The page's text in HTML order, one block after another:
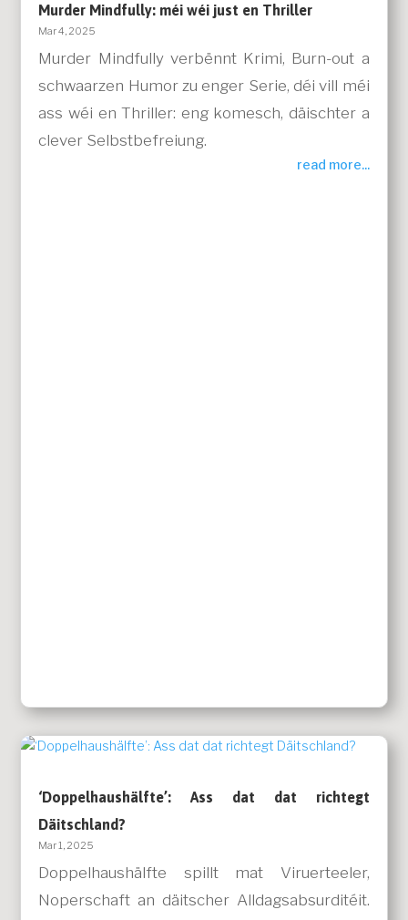
Murder Mindfully: méi wéi just en Thriller
Mar 4, 2025
Murder Mindfully verbënnt Krimi, Burn-out a
schwaarzen Humor zu enger Serie, déi vill méi
ass wéi en Thriller: eng komesch, däischter a
clever Selbstbefreiung.
read more...
‘Doppelhaushälfte’: Ass dat dat richtegt
Däitschland?
Mar 1, 2025
Doppelhaushälfte spillt mat Viruerteeler,
Noperschaft an däitscher Alldagsabsurditéit.